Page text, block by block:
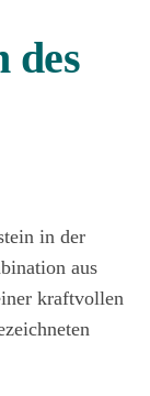
des
in der
aus
kraftvollen